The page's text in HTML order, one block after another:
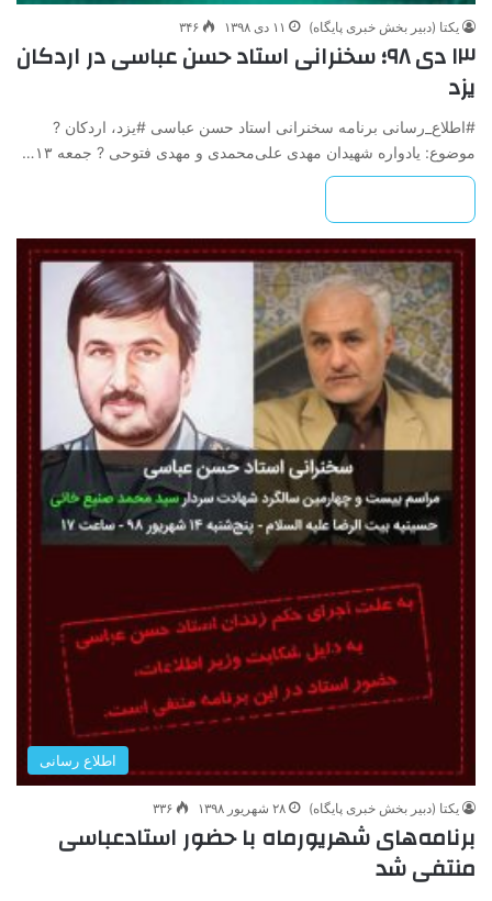
یکتا (دبیر بخش خبری پایگاه) ۱۱ دی ۱۳۹۸ ۳۴۶
۱۳ دی ۹۸؛ سخنرانی استاد حسن عباسی در اردکان
یزد
#اطلاع_رسانی برنامه سخنرانی استاد حسن عباسی #یزد، اردکان ?
موضوع: یادواره شهیدان مهدی علی‌محمدی و مهدی فتوحی ? جمعه ۱۳…
اطلاع رسانی
یکتا (دبیر بخش خبری پایگاه) ۲۸ شهریور ۱۳۹۸ ۳۳۶
برنامه‌های شهریورماه با حضور استادعباسی
منتفی شد